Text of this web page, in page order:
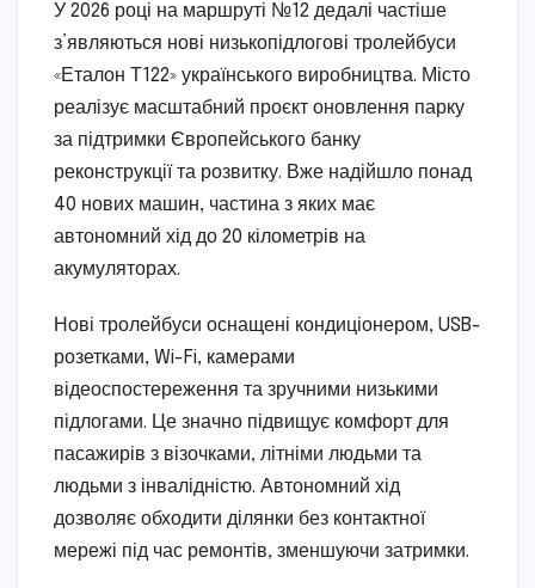
У 2026 році на маршруті №12 дедалі частіше
з’являються нові низькопідлогові тролейбуси
«Еталон Т122» українського виробництва. Місто
реалізує масштабний проєкт оновлення парку
за підтримки Європейського банку
реконструкції та розвитку. Вже надійшло понад
40 нових машин, частина з яких має
автономний хід до 20 кілометрів на
акумуляторах.
Нові тролейбуси оснащені кондиціонером, USB-
розетками, Wi-Fi, камерами
відеоспостереження та зручними низькими
підлогами. Це значно підвищує комфорт для
пасажирів з візочками, літніми людьми та
людьми з інвалідністю. Автономний хід
дозволяє обходити ділянки без контактної
мережі під час ремонтів, зменшуючи затримки.